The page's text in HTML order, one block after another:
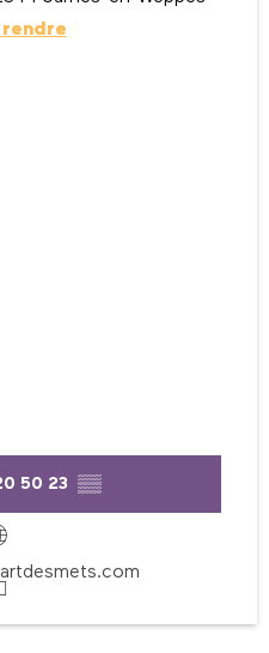
rendre
50 23 ▒▒